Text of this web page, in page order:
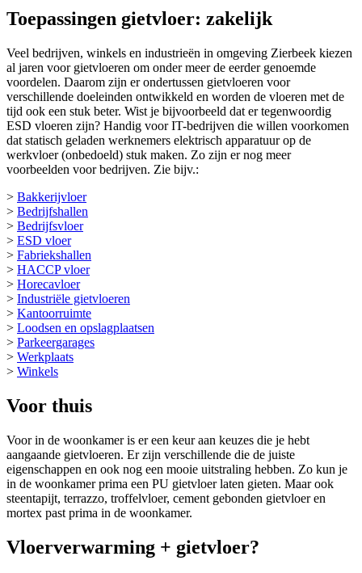
Toepassingen gietvloer: zakelijk
Veel bedrijven, winkels en industrieën in omgeving Zierbeek kiezen
al jaren voor gietvloeren om onder meer de eerder genoemde
voordelen. Daarom zijn er ondertussen gietvloeren voor
verschillende doeleinden ontwikkeld en worden de vloeren met de
tijd ook een stuk beter. Wist je bijvoorbeeld dat er tegenwoordig
ESD vloeren zijn? Handig voor IT-bedrijven die willen voorkomen
dat statisch geladen werknemers elektrisch apparatuur op de
werkvloer (onbedoeld) stuk maken. Zo zijn er nog meer
voorbeelden voor bedrijven. Zie bijv.:
> Bakkerijvloer
> Bedrijfshallen
> Bedrijfsvloer
> ESD vloer
> Fabriekshallen
> HACCP vloer
> Horecavloer
> Industriële gietvloeren
> Kantoorruimte
> Loodsen en opslagplaatsen
> Parkeergarages
> Werkplaats
> Winkels
Voor thuis
Voor in de woonkamer is er een keur aan keuzes die je hebt
aangaande gietvloeren. Er zijn verschillende die de juiste
eigenschappen en ook nog een mooie uitstraling hebben. Zo kun je
in de woonkamer prima een PU gietvloer laten gieten. Maar ook
steentapijt, terrazzo, troffelvloer, cement gebonden gietvloer en
mortex past prima in de woonkamer.
Vloerverwarming + gietvloer?